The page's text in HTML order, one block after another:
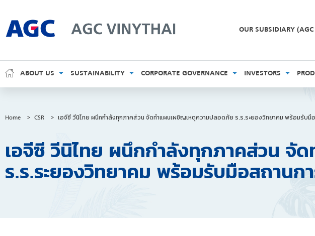
OUR SUBSIDIARY
ABOUT US SUSTAINABILITY CORPORATE GOVERNANCE INVESTORS
Home > CSR > เอจีซี วีนิไทย ผนึกกำลังทุกภาคส่วน จัดทำแผนเผชิญเหตุความปลอดภัย ร.ร.ระยองวิทยาคม พร้อมรับมื
เอจีซี วีนิไทย ผนึกกำลังทุกภาคส่วน จั
ร.ร.ระยองวิทยาคม พร้อมรับมือสถานก